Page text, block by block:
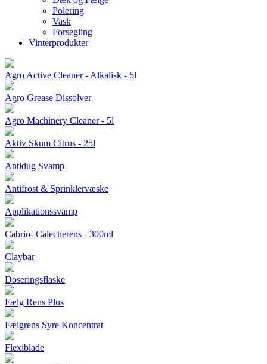
Polering
Vask
Forsegling
Vinterprodukter
Agro Active Cleaner - Alkalisk - 5l
Agro Grease Dissolver
Agro Machinery Cleaner - 5l
Aktiv Skum Citrus - 25l
Antidug Svamp
Antifrost & Sprinklervæske
Applikationssvamp
Cabrio- Calecherens - 300ml
Claybar
Doseringsflaske
Fælg Rens Plus
Fælgrens Syre Koncentrat
Flexiblade